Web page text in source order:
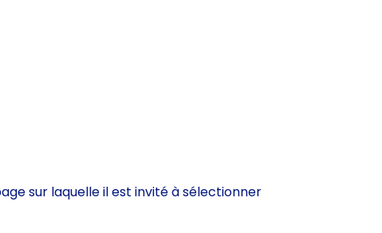
sur laquelle il est invité à sélectionner